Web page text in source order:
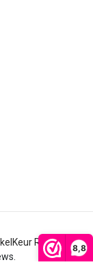
8,8
Reviews is